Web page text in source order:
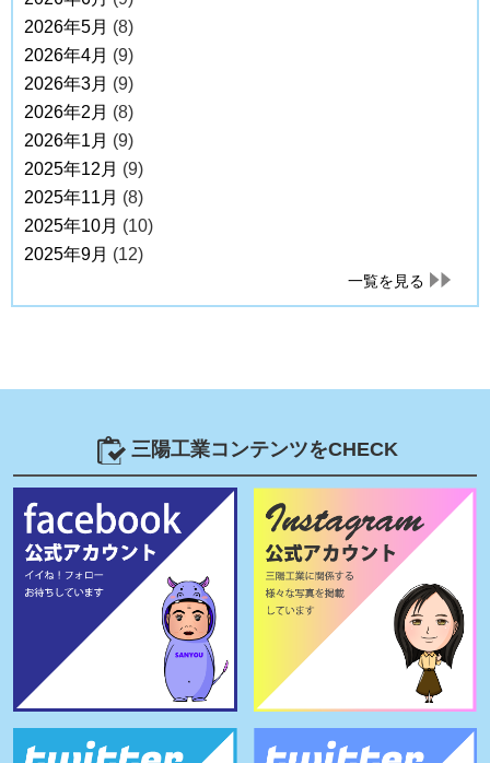
2026年5月 (8)
2026年4月 (9)
2026年3月 (9)
2026年2月 (8)
2026年1月 (9)
2025年12月 (9)
2025年11月 (8)
2025年10月 (10)
2025年9月 (12)
一覧を見る
三陽工業コンテンツをCHECK